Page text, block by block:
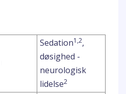
Sedation1,2,
døsighed -
neurologisk
lidelse2